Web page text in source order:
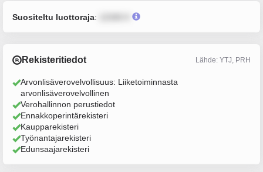
Suositeltu luottoraja:
Rekisteritiedot Lähde: YTJ, PRH
Arvonlisäverovelvollisuus: Liiketoiminnasta
arvonlisäverovelvollinen
Verohallinnon perustiedot
Ennakkoperintärekisteri
Kaupparekisteri
Työnantajarekisteri
Edunsaajarekisteri